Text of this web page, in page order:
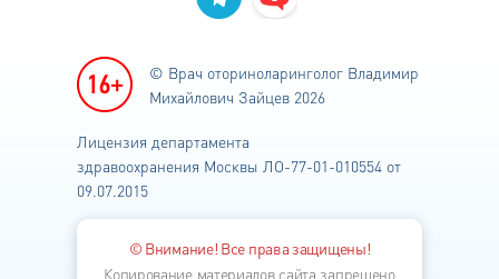
© Врач оториноларинголог Владимир
Михайлович Зайцев 2026
Лицензия департамента
здравоохранения Москвы ЛО-77-01-010554 от
09.07.2015
© Внимание! Все права защищены!
Копирование материалов сайта запрещено